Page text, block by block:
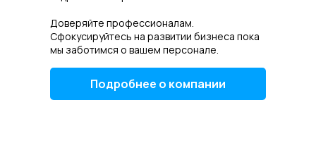
Доверяйте профессионалам.
Сфокусируйтесь на развитии бизнеса пока
мы заботимся о вашем персонале.
Подробнее о компании